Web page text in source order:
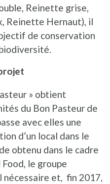
Reinette grise,
Reinette Hernaut), il
de conservation
» obtient
du Bon Pasteur de
avec elles une
d’un local dans le
obtenu dans le cadre
le groupe
et, fin 2017,